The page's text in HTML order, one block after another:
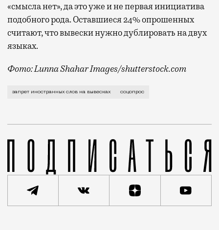
«смысла нет», да это уже и не первая инициатива
подобного рода. Оставшиеся 24% опрошенных
считают, что вывески нужно дублировать на двух
языках.
Фото: Lunna Shahar Images/shutterstock.com
В конце октября депутаты все-таки внесли в
запрет иностранных слов на вывесках соцопрос